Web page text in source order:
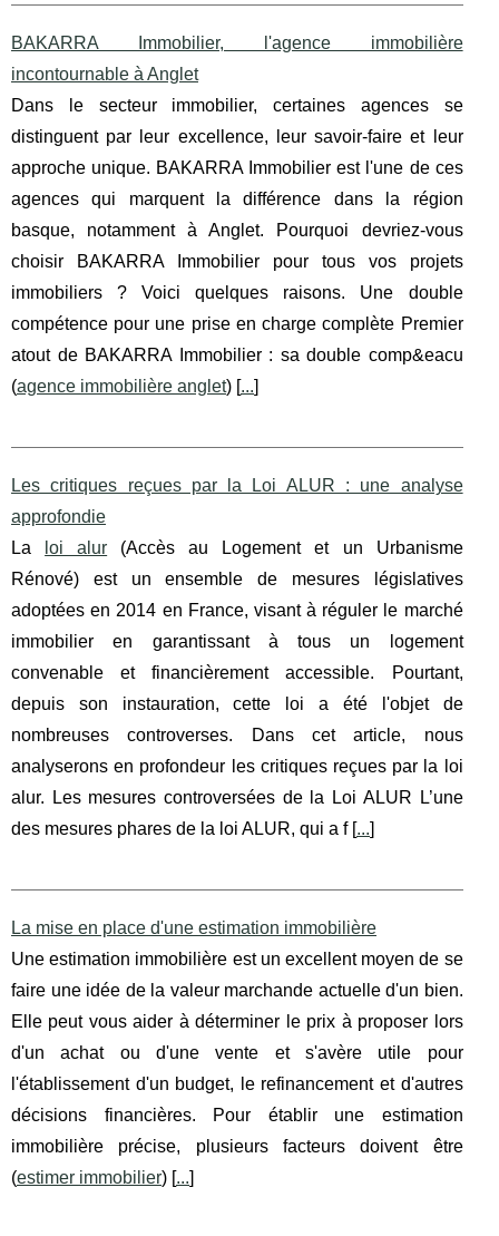
BAKARRA Immobilier, l'agence immobilière
incontournable à Anglet
Dans le secteur immobilier, certaines agences se
distinguent par leur excellence, leur savoir-faire et leur
approche unique. BAKARRA Immobilier est l'une de ces
agences qui marquent la différence dans la région
basque, notamment à Anglet. Pourquoi devriez-vous
choisir BAKARRA Immobilier pour tous vos projets
immobiliers ? Voici quelques raisons. Une double
compétence pour une prise en charge complète Premier
atout de BAKARRA Immobilier : sa double comp&eacu
(agence immobilière anglet) [...]
Les critiques reçues par la Loi ALUR : une analyse
approfondie
La
loi alur (Accès au Logement et un Urbanisme
Rénové) est un ensemble de mesures législatives
adoptées en 2014 en France, visant à réguler le marché
immobilier en garantissant à tous un logement
convenable et financièrement accessible. Pourtant,
depuis son instauration, cette loi a été l'objet de
nombreuses controverses. Dans cet article, nous
analyserons en profondeur les critiques reçues par la loi
alur. Les mesures controversées de la Loi ALUR L’une
des mesures phares de la loi ALUR, qui a f [...]
La mise en place d'une estimation immobilière
Une estimation immobilière est un excellent moyen de se
faire une idée de la valeur marchande actuelle d'un bien.
Elle peut vous aider à déterminer le prix à proposer lors
d'un achat ou d'une vente et s'avère utile pour
l'établissement d'un budget, le refinancement et d'autres
décisions financières. Pour établir une estimation
immobilière précise, plusieurs facteurs doivent être
(estimer immobilier) [...]